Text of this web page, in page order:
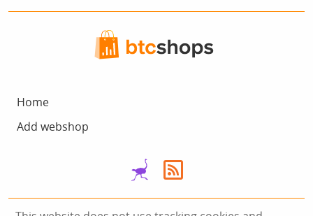
Home
Add webshop